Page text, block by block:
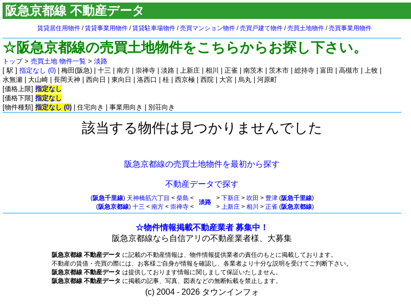
阪急京都線 不動産データ
賃貸居住用物件 /賃貸事業用物件 /賃貸駐車場物件 /売買マンション物件 /売買戸建て物件 /売買土地物件 /売買事業用物件
☆阪急京都線の売買土地物件をこちらからお探し下さい。
トップ> 売買土地 物件一覧 > 淡路
[ 駅 ] 指定なし (0) 梅田(阪急) 十三 南方 崇禅寺 淡路 上新庄 相川 正雀 南茨木 茨木市 総持寺 富田 高槻市 上牧
水無瀬
大山崎 長岡天神 西向日 東向日 洛西口 桂 西京極 西院 大宮 烏丸
河原町
[価格上限] 指定なし
[価格下限] 指定なし
[物件種類] 指定なし (0) 住宅向き 事業用向き 別荘向き
該当する物件は見つかりませんでした
阪急京都線の売買土地物件を最初から探す
不動産データで探す
(阪急千里線) 天神橋筋六丁目 < 柴島 <
(阪急京都線) 十三 < 南方< 崇禅寺<
淡路
> 下新庄> 吹田 > 豊津(阪急千里線)
> 上新庄> 相川 > 正雀 (阪急京都線)
☆物件情報掲載不動産業者 募集中！
阪急京都線なら自信アリの不動産業者様、大募集
阪急京都線 不動産データ に記載の不動産情報は、物件情報提供業者の責任のもとに掲載しております。
不動産の賃借・売買の際には、お客様ご自身が情報を確認し、各業者より十分な説明を受けてご判断下さい。
阪急京都線 不動産データ は提供しております情報に関しまして保証いたしません。
阪急京都線 不動産データ に掲載の記事、写真、図表などの無断転載を禁止します。
(c) 2004 - 2026 タウンインフォ